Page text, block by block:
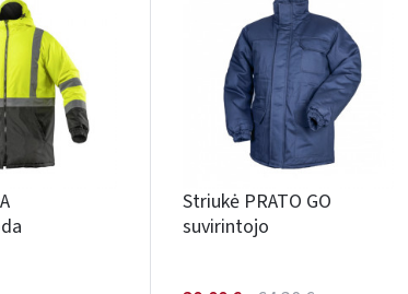
Striukė PRATO GO
suvirintojo